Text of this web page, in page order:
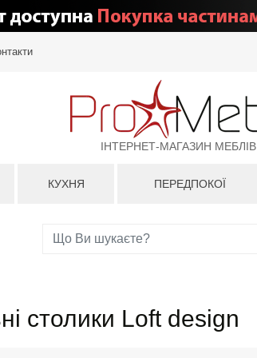
ІНТЕРНЕТ-МАГАЗИН МЕБЛІВ
КУХНЯ ПЕРЕДПОКОЇ
столики Loft design